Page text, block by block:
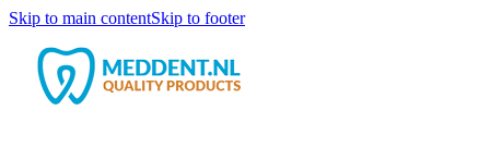
Skip to main contentSkip to footer